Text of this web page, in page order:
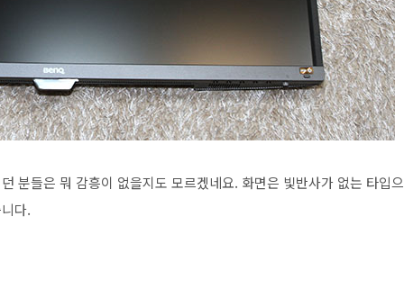
분들은 뭐 감흥이 없을지도 모르겠네요. 화면은 빛반사가 없는 타입으
다.